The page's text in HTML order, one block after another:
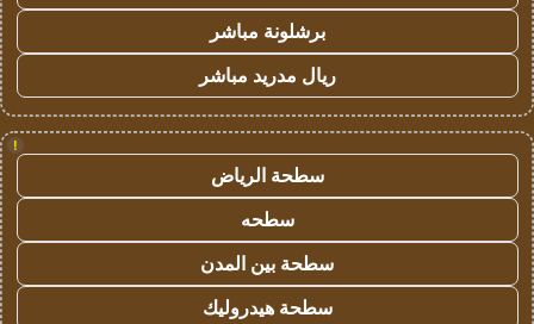
برشلونة مباشر
ريال مدريد مباشر
!
سطحة الرياض
سطحه
سطحة بين المدن
سطحة هيدروليك